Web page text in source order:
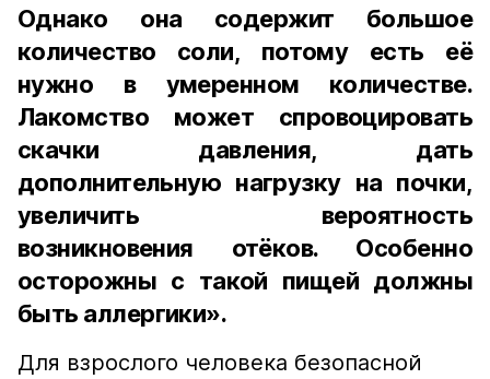
Однако она содержит большое
количество соли, потому есть её
нужно в умеренном количестве.
Лакомство может спровоцировать
скачки давления, дать
дополнительную нагрузку на почки,
увеличить вероятность
возникновения отёков. Особенно
осторожны с такой пищей должны
быть аллергики».
Для взрослого человека безопасной